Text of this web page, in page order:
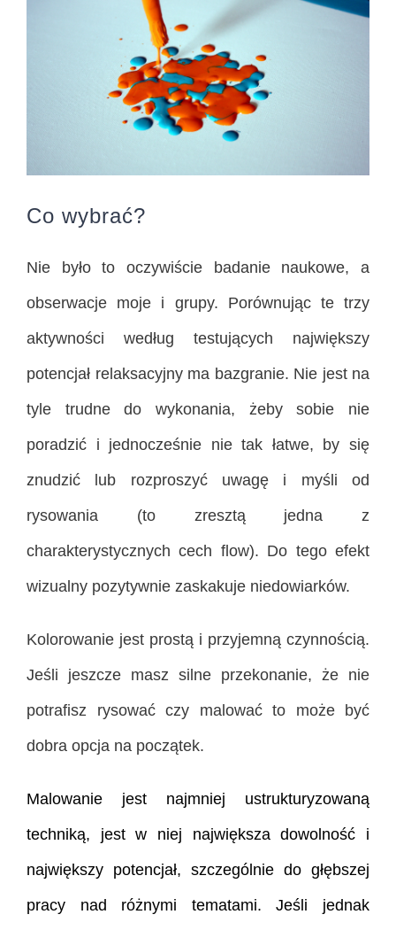
Co wybrać?
Nie było to oczywiście badanie naukowe, a
obserwacje moje i grupy. Porównując te trzy
aktywności według testujących największy
potencjał relaksacyjny ma bazgranie. Nie jest na
tyle trudne do wykonania, żeby sobie nie
poradzić i jednocześnie nie tak łatwe, by się
znudzić lub rozproszyć uwagę i myśli od
rysowania (to zresztą jedna z
charakterystycznych cech flow). Do tego efekt
wizualny pozytywnie zaskakuje niedowiarków.
Kolorowanie jest prostą i przyjemną czynnością.
Jeśli jeszcze masz silne przekonanie, że nie
potrafisz rysować czy malować to może być
dobra opcja na początek.
Malowanie jest najmniej ustrukturyzowaną
techniką, jest w niej największa dowolność i
największy potencjał, szczególnie do głębszej
pracy nad różnymi tematami. Jeśli jednak